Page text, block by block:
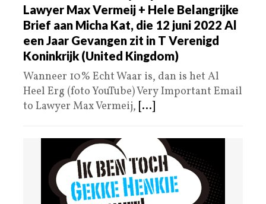
Lawyer Max Vermeij + Hele Belangrijke
Brief aan Micha Kat, die 12 juni 2022 Al
een Jaar Gevangen zit in T Verenigd
Koninkrijk (United Kingdom)
Wanneer 10% Echt Waar is, dan is het Al
Heel Erg (foto YouTube) Very Important Email
to Lawyer Max Vermeij, [...]